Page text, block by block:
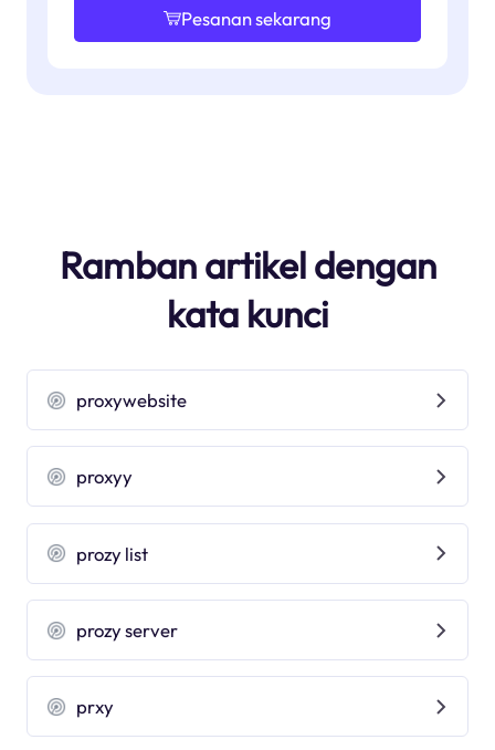
Pesanan sekarang
Ramban artikel dengan
kata kunci
proxywebsite
proxyy
prozy list
prozy server
prxy